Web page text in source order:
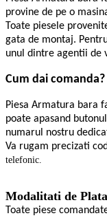
provine de pe o
Toate piesele
gata de montaj.
unul dintre agentii de
Cum dai comanda?
Piesa Armatura bara
poate apasand
numarul nostru
Va rugam precizati
telefonic.
Modalitati de Plata
Toate piese